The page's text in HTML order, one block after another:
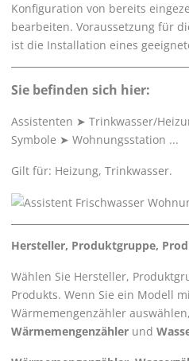
Konfiguration von bereits
bearbeiten. Voraussetzung für
ist die Installation eines
Sie befinden sich hier:
Assistenten ➤ Trinkwasser/
Symbole ➤ Wohnungsstation ...
Gilt für: Heizung, Trinkwasser.
Hersteller, Produktgruppe,
Wählen Sie Hersteller,
Produkts. Wenn Sie ein Modell
Wärmemengenzähler
Wärmemengenzähler und